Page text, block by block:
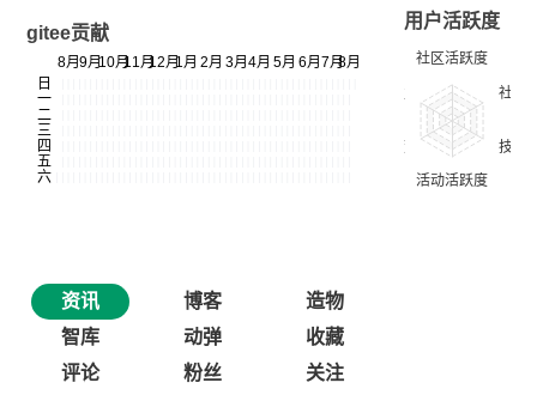
gitee贡献
用户活跃度
资讯 博客
造物
智库
动弹
收藏
评论
粉丝 关注